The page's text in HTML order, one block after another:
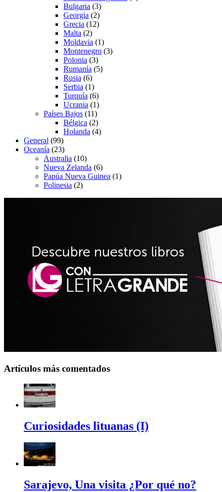
Bulgaria (3)
Georgia (2)
Grecia (12)
Malta (2)
Moldavia (1)
Montenegro (3)
Polonia (3)
Rumanía (5)
Rusia (6)
Serbia (1)
Turquía (6)
Ucrania (1)
Países Bajos (11)
Bélgica (2)
Holanda (4)
General (99)
Oceanía (23)
Australia (10)
Nueva Zelanda (6)
Papúa Nueva Guinea (1)
Polinesia (2)
Artículos más comentados
Curiosidades lituanas (I)
Sarajevo, Una visita ¿Por qué no?